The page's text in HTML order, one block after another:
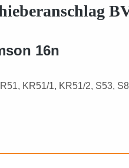
16n
KR51/1, KR51/2, S53,